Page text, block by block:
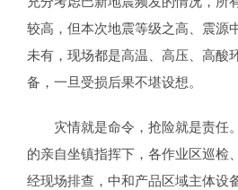
较高，但本次地震等级之高、震源
未有，现场都是高温、高压、高酸
备，一旦受损后果不堪设想。
灾情就是命令，抢险就是责任
的亲自坐镇指挥下，各作业区巡检
经现场排查，中和产品区域主体设